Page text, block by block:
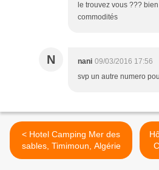
le trouvez vous ???
commodités
N nani 09/03/2016 17:56
svp un autre numero
< Hotel Camping Mer des
sables, Timimoun, Algérie